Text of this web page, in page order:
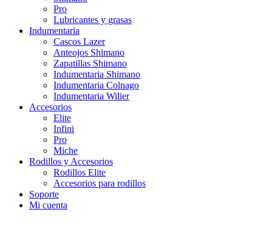
Pro
Lubricantes y grasas
Indumentaria
Cascos Lazer
Anteojos Shimano
Zapatillas Shimano
Indumentaria Shimano
Indumentaria Colnago
Indumentaria Wilier
Accesorios
Elite
Infini
Pro
Miche
Rodillos y Accesorios
Rodillos Elite
Accesorios para rodillos
Soporte
Mi cuenta